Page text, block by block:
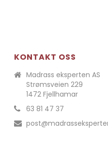
KONTAKT OSS
Madrass eksperten AS
Strømsveien 229
1472 Fjellhamar
63 81 47 37